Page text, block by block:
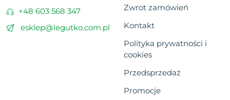
+48 603 568 347
esklep@legutko.com.pl
Zwrot zamówień
Kontakt
Polityka prywatności i
cookies
Przedsprzedaż
Promocje